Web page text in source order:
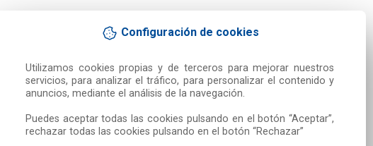
Configuración de cookies
Utilizamos cookies propias y de terceros para mejorar nuestros
servicios, para analizar el tráfico, para personalizar el contenido y
anuncios, mediante el análisis de la navegación.
Puedes aceptar todas las cookies pulsando en el botón “Aceptar”,
rechazar todas las cookies pulsando en el botón “Rechazar”